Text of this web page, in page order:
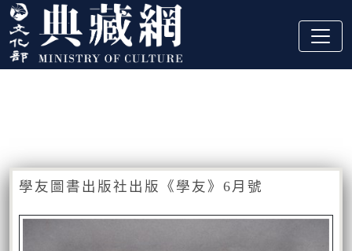
跳到主要內容
:::
學友圖書出版社出版《學友》6月號